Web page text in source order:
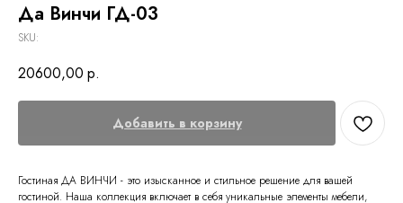
Да Винчи ГД-03
SKU:
20600,00 р.
Добавить в корзину
Гостиная ДА ВИНЧИ - это изысканное и стильное решение для вашей
гостиной. Наша коллекция включает в себя уникальные элементы мебели,